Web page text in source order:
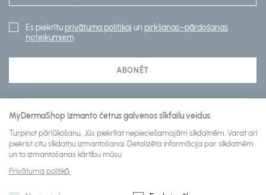
Klientu apkalpošana
About mydermashop
Es piekrītu privātuma politikai un pirkšanas–pārdošanas
noteikumiem
ABONĒT
MyDermaShop izmanto četrus galvenos sīkfailu veidus.
Turpinot pārlūkošanu, Jūs piekrītat nepieciešamajām sīkdatnēm. Varat arī
piekrist citu sīkdatņu izmantošanai. Detalizēta informācija par sīkdatnēm
un to izmantošanas kārtību mūsu
Privātuma politikā.